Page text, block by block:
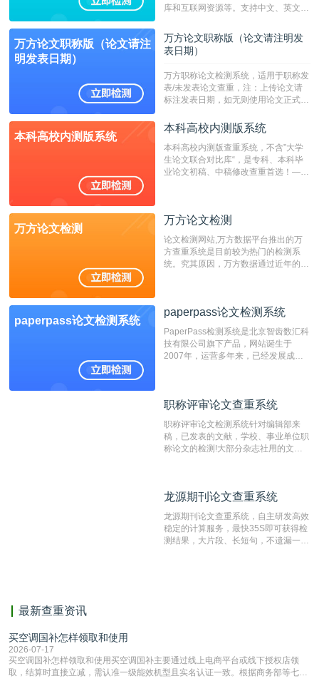
库和互联网资源等。支持中文、英文、
定院校！！！
万方论文职称版（论文请注
明发表日期）
万方论文职称版（论文请注明发
表日期）
万方职称论文检测系统，适用于职称发
表/未发表论文查重，注：上传论文请
标注发表日期，如无则使用论文正式发
成时间作为发表日期。
本科高校内测版系统
本科高校内测版系统
本科高校内测版查重系统，不含”大学
生论文联合对比库“，是专科、本科毕
业论文初稿、中稿修改查重首选！——
万方论文检测
万方论文检测
论文检测网站,万方数据平台推出的万
方查重系统是目前较为热门的检测系
统。究其原因，万方数据通过近年的发
非。其次，相对于知网而言，万方检测
重的推荐系统。
paperpass论文检测系统
paperpass论文检测系统
PaperPass检测系统是北京智齿数汇科
技有限公司旗下产品，网站诞生于
2007年，运营多年来，已经发展成为
检测速度快、精度高，市场反映良好。
职称评审论文查重系统
职称评审论文检测系统针对编辑部来
稿，已发表的文献，学校、事业单位职
称论文的检测!大部分杂志社用的文献
编辑部检测来稿和已发表的文献,检测
测时注意填写第一作者,才能排除已发
表文献复制比。（限制字符数1万）
龙源期刊论文查重系统
龙源期刊论文查重系统，自主研发高效
稳定的计算服务，最快35S即可获得检
测结果，大片段、长短句，不遗漏一处
最新查重资讯
买空调国补怎样领取和使用
2026-07-17
买空调国补怎样领取和使用买空调国补主要通过线上电商平台或线下授权店领
取，结算时直接立减‌，需认准一级能效机型且实名认证一致。根据商务部等七部